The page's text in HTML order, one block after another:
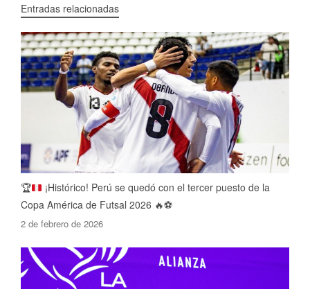
Entradas relacionadas
🏆
¡Histórico! Perú se quedó con el tercer puesto de la
Copa América de Futsal 2026 🔥⚽
2 de febrero de 2026